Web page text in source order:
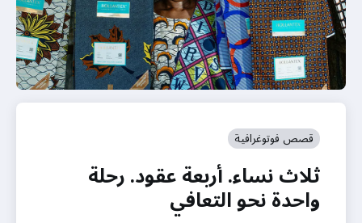
قصص فوتوغرافية
ثلاث نساء. أربعة عقود. رحلة
واحدة نحو التعافي